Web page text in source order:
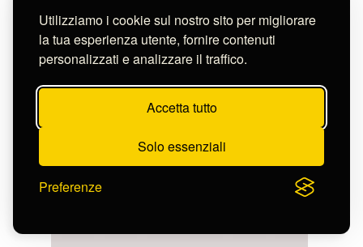
Utilizziamo i cookie sul nostro sito per migliorare
la tua esperienza utente, fornire contenuti
personalizzati e analizzare il traffico.
Accetta tutto
Solo essenziali
Preferenze
Anonimo
PIANTA DELLA SECONDA CITTA'DI FALERII
S-CL2307_10519